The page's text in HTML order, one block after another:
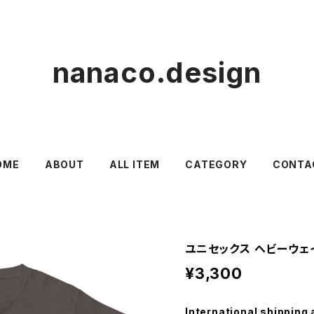
nanaco.design
ABOUT ALL ITEM CATEGORY
ユニセックス ヘビーウ
¥3,300
International shipping